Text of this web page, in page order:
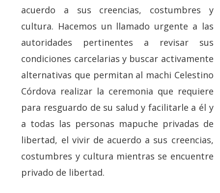
acuerdo a sus creencias, costumbres y
cultura. Hacemos un llamado urgente a las
autoridades pertinentes a revisar sus
condiciones carcelarias y buscar activamente
alternativas que permitan al machi Celestino
Córdova realizar la ceremonia que requiere
para resguardo de su salud y facilitarle a él y
a todas las personas mapuche privadas de
libertad, el vivir de acuerdo a sus creencias,
costumbres y cultura mientras se encuentre
privado de libertad.